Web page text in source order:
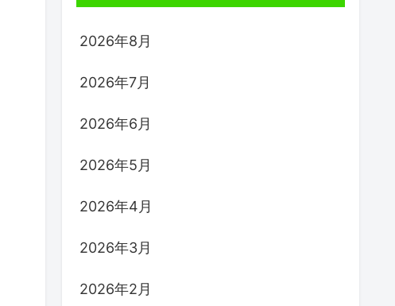
2026年8月
2026年7月
2026年6月
2026年5月
2026年4月
2026年3月
2026年2月